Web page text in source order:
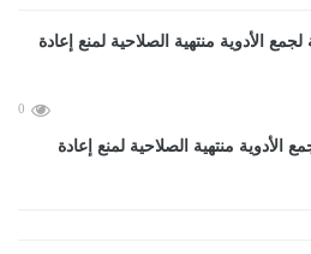
0
الأدوية منتهية الصلاحية لمنع إعادة